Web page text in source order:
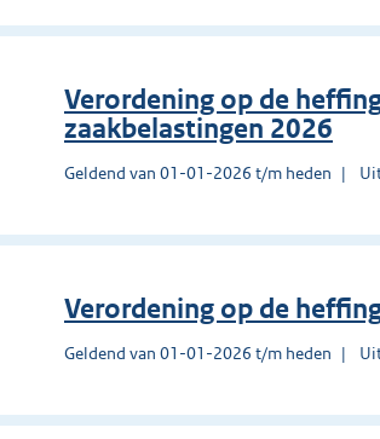
Verordening op de
zaakbelastingen 2026
Geldend van 01-01-2026 t/m heden
Verordening op de
Geldend van 01-01-2026 t/m heden